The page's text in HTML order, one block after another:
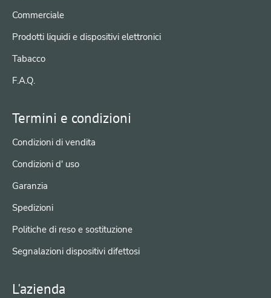
Commerciale
Prodotti liquidi e dispositivi elettronici
Tabacco
F.A.Q.
Termini e condizioni
Condizioni di vendita
Condizioni d' uso
Garanzia
Spedizioni
Politiche di reso e sostituzione
Segnalazioni dispositivi difettosi
L'azienda